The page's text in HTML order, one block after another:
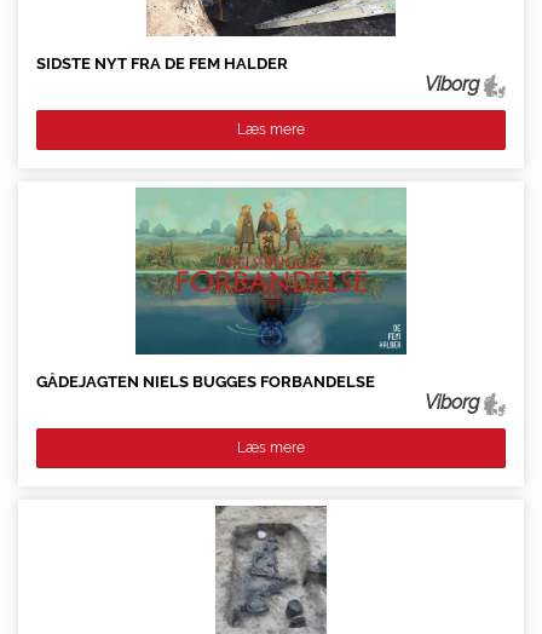
SIDSTE NYT FRA DE FEM HALDER
Viborg
Læs mere
GÅDEJAGTEN NIELS BUGGES FORBANDELSE
Viborg
Læs mere